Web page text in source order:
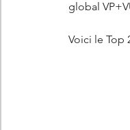
global
Voici le Top